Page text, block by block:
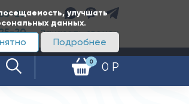
улучшать
данных.
Подробнее
20
20 Заказать звонок
0 0 Р